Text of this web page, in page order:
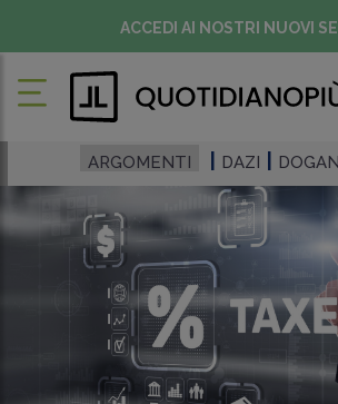
ACCEDI AI NOSTRI NUOVI
ARGOMENTI DAZI